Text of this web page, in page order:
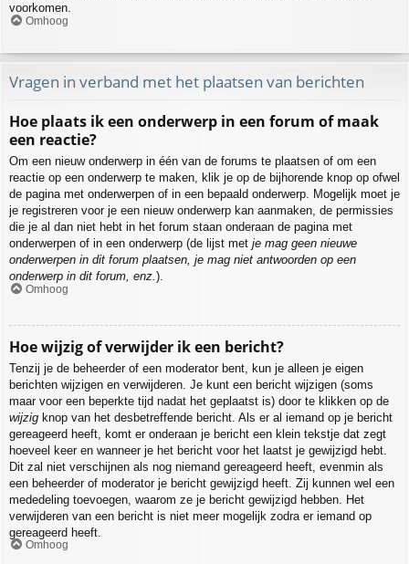
voorkomen.
Omhoog
Vragen in verband met het plaatsen van berichten
Hoe plaats ik een onderwerp in een forum of maak
een reactie?
Om een nieuw onderwerp in één van de forums te plaatsen of om een
reactie op een onderwerp te maken, klik je op de bijhorende knop op ofwel
de pagina met onderwerpen of in een bepaald onderwerp. Mogelijk moet je
je registreren voor je een nieuw onderwerp kan aanmaken, de permissies
die je al dan niet hebt in het forum staan onderaan de pagina met
onderwerpen of in een onderwerp (de lijst met je mag geen nieuwe
onderwerpen in dit forum plaatsen, je mag niet antwoorden op een
onderwerp in dit forum, enz.).
Omhoog
Hoe wijzig of verwijder ik een bericht?
Tenzij je de beheerder of een moderator bent, kun je alleen je eigen
berichten wijzigen en verwijderen. Je kunt een bericht wijzigen (soms
maar voor een beperkte tijd nadat het geplaatst is) door te klikken op de
wijzig knop van het desbetreffende bericht. Als er al iemand op je bericht
gereageerd heeft, komt er onderaan je bericht een klein tekstje dat zegt
hoeveel keer en wanneer je het bericht voor het laatst je gewijzigd hebt.
Dit zal niet verschijnen als nog niemand gereageerd heeft, evenmin als
een beheerder of moderator je bericht gewijzigd heeft. Zij kunnen wel een
mededeling toevoegen, waarom ze je bericht gewijzigd hebben. Het
verwijderen van een bericht is niet meer mogelijk zodra er iemand op
gereageerd heeft.
Omhoog